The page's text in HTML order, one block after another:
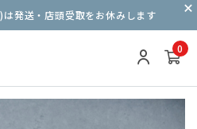
発送・店頭受取をお休みします
0